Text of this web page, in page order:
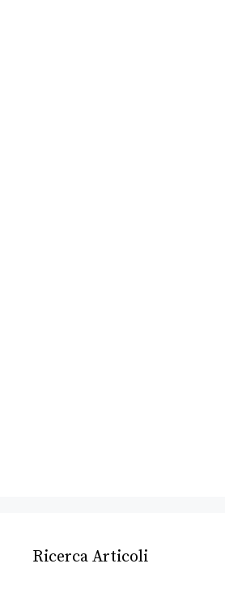
Ricerca Articoli